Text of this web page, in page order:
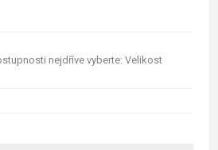
nejdříve vyberte: Velikost